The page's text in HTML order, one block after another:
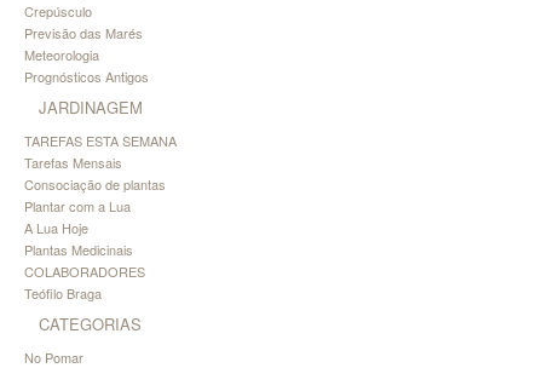
Crepúsculo
Previsão das Marés
Meteorologia
Prognósticos Antigos
JARDINAGEM
TAREFAS ESTA SEMANA
Tarefas Mensais
Consociação de plantas
Plantar com a Lua
A Lua Hoje
Plantas Medicinais
COLABORADORES
Teófilo Braga
CATEGORIAS
No Pomar